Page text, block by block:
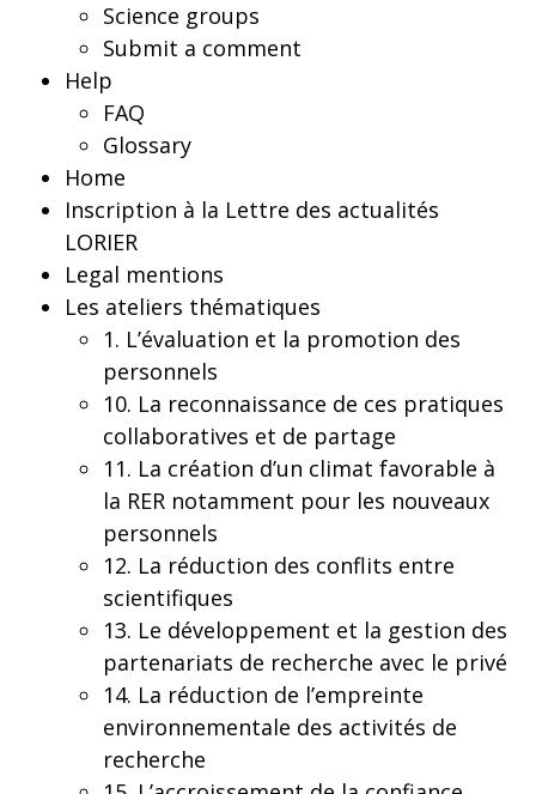
Science groups
Submit a comment
Help
FAQ
Glossary
Home
Inscription à la Lettre des actualités
LORIER
Legal mentions
Les ateliers thématiques
1. L’évaluation et la promotion des
personnels
10. La reconnaissance de ces pratiques
collaboratives et de partage
11. La création d’un climat favorable à
la RER notamment pour les nouveaux
personnels
12. La réduction des conflits entre
scientifiques
13. Le développement et la gestion des
partenariats de recherche avec le privé
14. La réduction de l’empreinte
environnementale des activités de
recherche